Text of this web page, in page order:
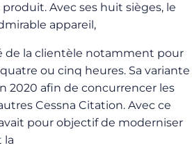
Avec ses huit sièges, le
appareil,
de la clientèle notamment pour
ou cinq heures. Sa variante
2020 afin de concurrencer les
Cessna Citation. Avec ce
pour objectif de moderniser
la